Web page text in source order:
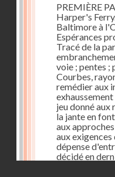
PREMIÈRE
Harper's
Baltimore à
Espérances
Tracé de la
voie ; pentes ;
Courbes,
remédier aux
jeu donné
la jante en
aux
aux
dépense
décidé en